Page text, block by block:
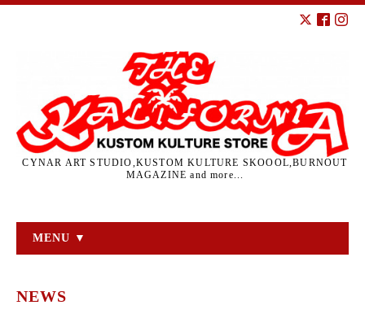
CYNAR ART STUDIO,KUSTOM KULTURE SKOOOL,BURNOUT
MAGAZINE and more...
MENU ▼
NEWS